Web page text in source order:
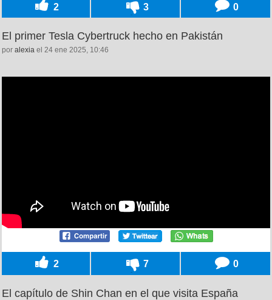
2 3 0
El primer Tesla Cybertruck hecho en Pakistán
por alexia el 24 ene 2025, 10:46
2 7 0
El capítulo de Shin Chan en el que visita España